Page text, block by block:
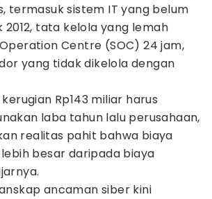
termasuk sistem IT yang belum
2012, tata kelola yang lemah
Centre (SOC) 24 jam,
yang tidak dikelola dengan
Rp143 miliar harus
laba tahun lalu perusahaan,
realitas pahit bahwa biaya
besar daripada biaya
ancaman siber kini